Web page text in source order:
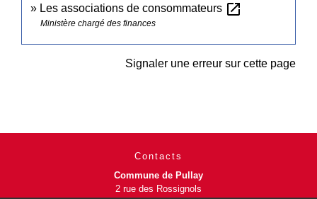
Les associations de consommateurs open_in_new
Ministère chargé des finances
Signaler une erreur sur cette page
Contacts
Commune de Pullay
2 rue des Rossignols